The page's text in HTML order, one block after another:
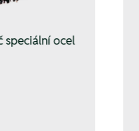
ocel